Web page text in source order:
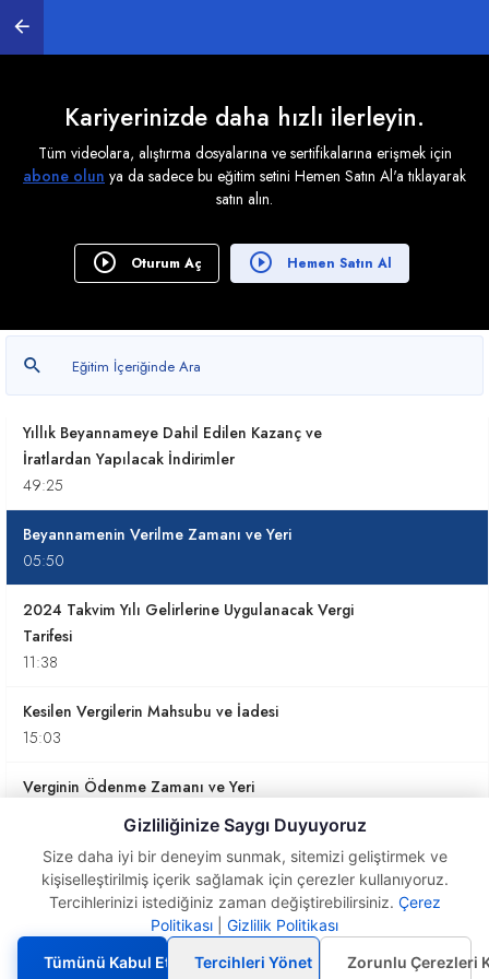
Kariyerinizde daha hızlı ilerleyin.
Tüm videolara, alıştırma dosyalarına ve sertifikalarına erişmek için
abone olun ya da sadece bu eğitim setini Hemen Satın Al'a tıklayarak
satın alın.
Oturum Aç Hemen Satın Al
Özel Sektör Tahvilleri ve Kira Sertefikalarından
Kar Paylarının Vergilendirilmesi
11:27
ettiği Menkul Sermaye İratlarının Beyanı
Aile Bireyleri İle Küçüklerin, Kısıtlıların ve Mümeyyiz
Olmayanların Durumu
Yıllık Beyannameye Dahil Edilen Kazanç ve
İratlardan Yapılacak İndirimler
49:25
Beyannamenin Verilme Zamanı ve Yeri
05:50
2024 Takvim Yılı Gelirlerine Uygulanacak Vergi
Tarifesi
11:38
Kesilen Vergilerin Mahsubu ve İadesi
15:03
Verginin Ödenme Zamanı ve Yeri
Menkul Sermaye İradı Gelirleri İle İlgili Örnekler
06:03
Menkul Sermaye İradı Gelirleri İle İlgili Özellikli
Durumlar
Beyannamenin Verilme
Zamanı ve Yeri
Gizliliğinize Saygı Duyuyoruz
Size daha iyi bir deneyim sunmak, sitemizi geliştirmek ve
kişiselleştirilmiş içerik sağlamak için çerezler kullanıyoruz.
Tercihlerinizi istediğiniz zaman değiştirebilirsiniz. Çerez
Politikası
Gizlilik Politikası
Tümünü Kabul Et
Tercihleri Yönet Zorunlu Çerezleri